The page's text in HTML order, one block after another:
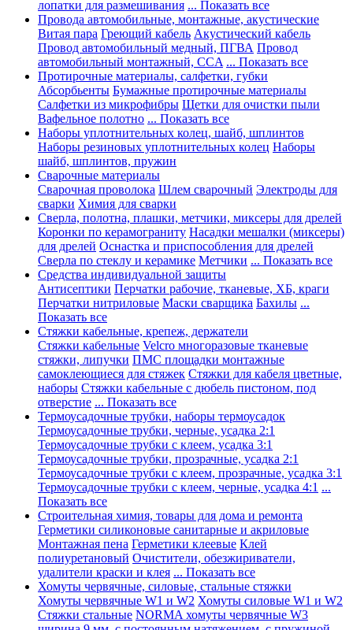
лопатки для размешивания ... Показать все
Провода автомобильные, монтажные, акустические
Витая пара Греющий кабель Акустический кабель
Провод автомобильный медный, ПГВА Провод
автомобильный монтажный, CCA ... Показать все
Протирочные материалы, салфетки, губки
Абсорбьенты Бумажные протирочные материалы
Салфетки из микрофибры Щетки для очистки пыли
Вафельное полотно ... Показать все
Наборы уплотнительных колец, шайб, шплинтов
Наборы резиновых уплотнительных колец Наборы
шайб, шплинтов, пружин
Сварочные материалы
Сварочная проволока Шлем сварочный Электроды для
сварки Химия для сварки
Сверла, полотна, плашки, метчики, миксеры для дрелей
Коронки по керамограниту Насадки мешалки (миксеры)
для дрелей Оснастка и приспособления для дрелей
Сверла по стеклу и керамике Метчики ... Показать все
Средства индивидуальной защиты
Антисептики Перчатки рабочие, тканевые, ХБ, краги
Перчатки нитриловые Маски сварщика Бахилы ...
Показать все
Стяжки кабельные, крепеж, держатели
Стяжки кабельные Velcro многоразовые тканевые
стяжки, липучки ПМС площадки монтажные
самоклеющиеся для стяжек Стяжки для кабеля цветные,
наборы Стяжки кабельные с дюбель пистоном, под
отверстие ... Показать все
Термоусадочные трубки, наборы термоусадок
Термоусадочные трубки, черные, усадка 2:1
Термоусадочные трубки с клеем, усадка 3:1
Термоусадочные трубки, прозрачные, усадка 2:1
Термоусадочные трубки с клеем, прозрачные, усадка 3:1
Термоусадочные трубки с клеем, черные, усадка 4:1 ...
Показать все
Строительная химия, товары для дома и ремонта
Герметики силиконовые санитарные и акриловые
Монтажная пена Герметики клеевые Клей
полиуретановый Очистители, обезжириватели,
удалители краски и клея ... Показать все
Хомуты червячные, силовые, стальные стяжки
Хомуты червячные W1 и W2 Хомуты силовые W1 и W2
Стяжки стальные NORMA хомуты червячные W3